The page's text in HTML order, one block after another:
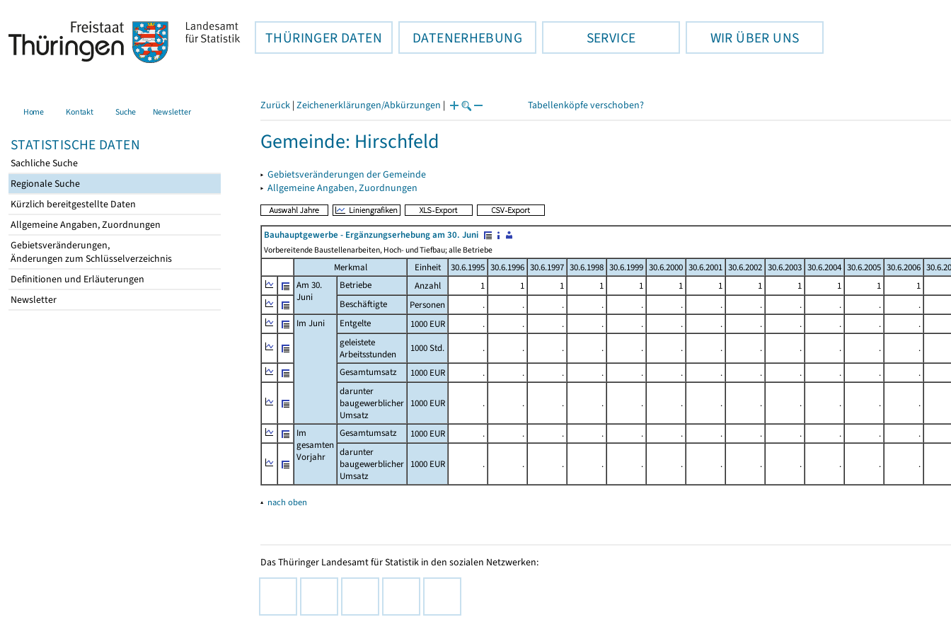
THÜRINGER DATEN DATENERHEBUNG SERVICE WIR ÜBER UNS
Home Kontakt Suche Newsletter
STATISTISCHE DATEN
Sachliche Suche
Regionale Suche
Kürzlich bereitgestellte Daten
Allgemeine Angaben, Zuordnungen
Gebietsveränderungen,
Änderungen zum Schlüsselverzeichnis
Definitionen und Erläuterungen
Newsletter
Zurück | Zeichenerklärungen/Abkürzungen | Tabellenköpfe verschoben?
Gemeinde: Hirschfeld
▸ Gebietsveränderungen der Gemeinde
▸ Allgemeine Angaben, Zuordnungen
Bauhauptgewerbe - Ergänzungserhebung am 30. Juni
Vorbereitende Baustellenarbeiten, Hoch- und Tiefbau; alle Betriebe
Merkmal Einheit 30.6.1995 30.6.1996 30.6.1997 30.6.1998 30.6.1999 30.6.2000 30.6.2001 30.6.2002 30.6.2003 30.6.2004 30.6.2005 30.6.2006
Am 30.
Juni
Betriebe Anzahl 1 1 1 1 1 1 1 1 1 1 1
1
Beschäftigte
Personen . . . . . . . . . . .
.
Im Juni
Entgelte 1000 EUR . . . . . . . . . . .
.
geleistete
Arbeitsstunden
1000 Std. . . . . . . . . . . .
.
Gesamtumsatz
1000 EUR . . . . . . . . . . .
.
darunter
baugewerblicher
Umsatz
1000 EUR . . . . . . . . . . . .
Im
gesamten
Vorjahr
Gesamtumsatz 1000 EUR . . . . . . . . . . .
.
darunter
baugewerblicher
Umsatz
1000 EUR . . . . . . . . . . . .
▴ nach oben
Das Thüringer Landesamt für Statistik in den sozialen Netzwerken: